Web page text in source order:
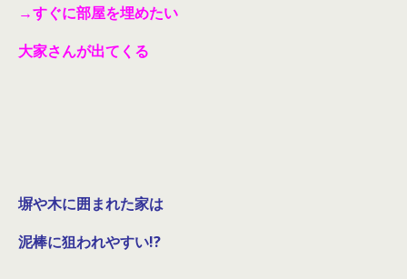
→すぐに部屋を埋めたい
大家さんが出てくる
塀や木に囲まれた家は
泥棒に狙われやすい!?